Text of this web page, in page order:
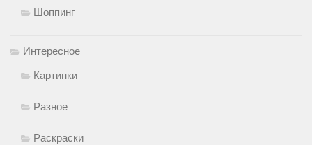
Шоппинг
Интересное
Картинки
Разное
Раскраски